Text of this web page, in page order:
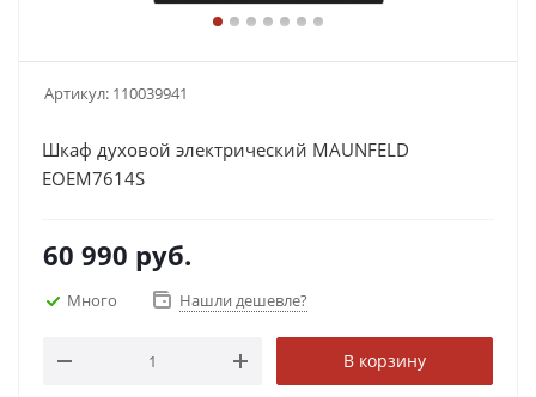
Артикул: 110039941
Шкаф духовой электрический MAUNFELD
EOEM7614S
60 990 руб.
Много Нашли дешевле?
В корзину